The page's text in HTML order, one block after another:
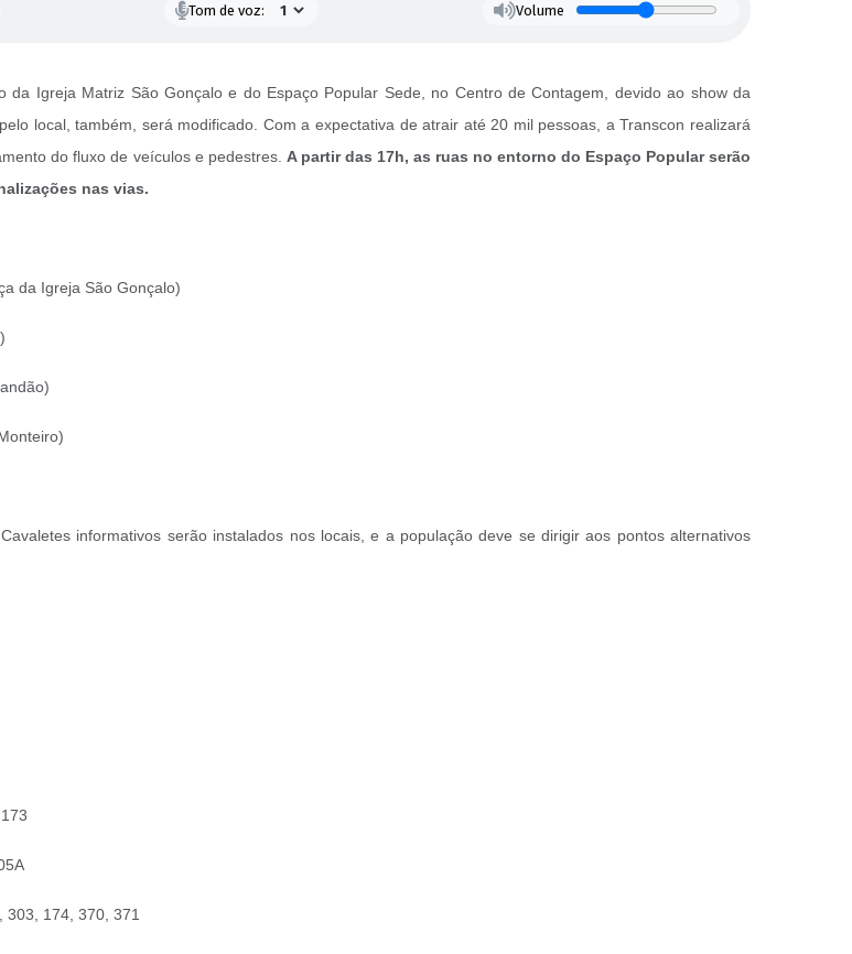
Tom de voz: Volume
Igreja Matriz São Gonçalo e do Espaço Popular Sede, no Centro de Contagem, devido ao show da
local, também, será modificado. Com a expectativa de atrair até 20 mil pessoas, a Transcon realizará
do fluxo de veículos e pedestres. A partir das 17h, as ruas no entorno do Espaço Popular serão
nas vias.
da Igreja São Gonçalo)
informativos serão instalados nos locais, e a população deve se dirigir aos pontos alternativos
303, 174, 370, 371